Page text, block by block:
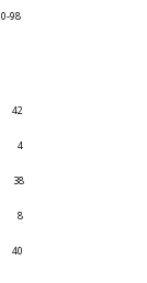
98
42
4
38
8
40